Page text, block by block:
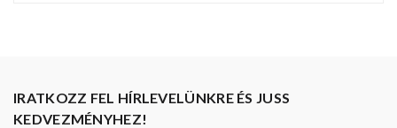
IRATKOZZ FEL HÍRLEVELÜNKRE ÉS JUSS
KEDVEZMÉNYHEZ!